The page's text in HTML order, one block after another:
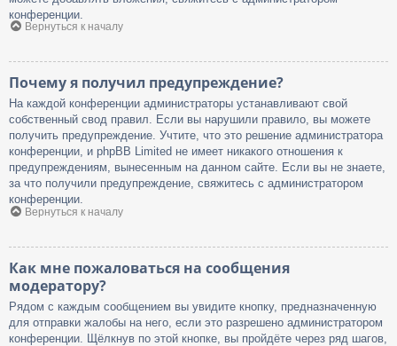
конференции.
Вернуться к началу
Почему я получил предупреждение?
На каждой конференции администраторы устанавливают свой
собственный свод правил. Если вы нарушили правило, вы можете
получить предупреждение. Учтите, что это решение администратора
конференции, и phpBB Limited не имеет никакого отношения к
предупреждениям, вынесенным на данном сайте. Если вы не знаете,
за что получили предупреждение, свяжитесь с администратором
конференции.
Вернуться к началу
Как мне пожаловаться на сообщения
модератору?
Рядом с каждым сообщением вы увидите кнопку, предназначенную
для отправки жалобы на него, если это разрешено администратором
конференции. Щёлкнув по этой кнопке, вы пройдёте через ряд шагов,